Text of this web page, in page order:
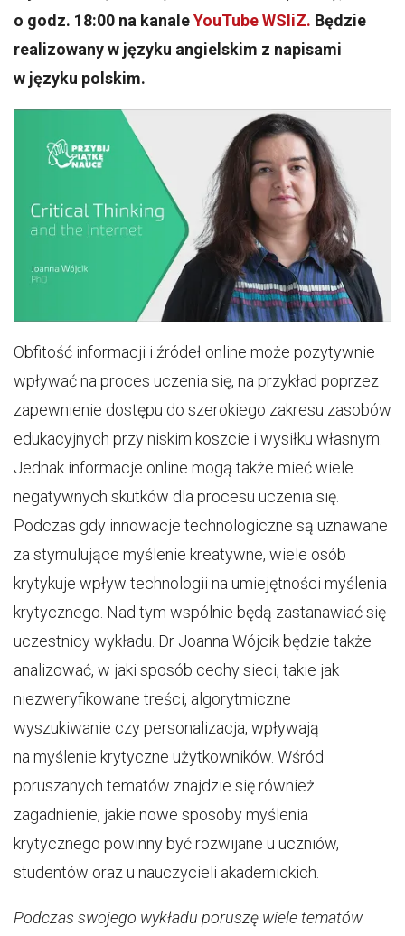
o godz. 18:00 na kanaleYouTube WSIiZ. Będzie
realizowany w języku angielskim z napisami
w języku polskim.
Obfitość informacji i źródeł online może pozytywnie
wpływać na proces uczenia się, na przykład poprzez
zapewnienie dostępu do szerokiego zakresu zasobów
edukacyjnych przy niskim koszcie i wysiłku własnym.
Jednak informacje online mogą także mieć wiele
negatywnych skutków dla procesu uczenia się.
Podczas gdy innowacje technologiczne są uznawane
za stymulujące myślenie kreatywne, wiele osób
krytykuje wpływ technologii na umiejętności myślenia
krytycznego. Nad tym wspólnie będą zastanawiać się
uczestnicy wykładu. Dr Joanna Wójcik będzie także
analizować, w jaki sposób cechy sieci, takie jak
niezweryfikowane treści, algorytmiczne
wyszukiwanie czy personalizacja, wpływają
na myślenie krytyczne użytkowników. Wśród
poruszanych tematów znajdzie się również
zagadnienie, jakie nowe sposoby myślenia
krytycznego powinny być rozwijane u uczniów,
studentów oraz u nauczycieli akademickich.
Podczas swojego wykładu poruszę wiele tematów